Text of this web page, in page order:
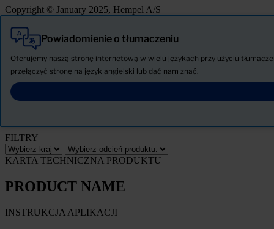
Copyright © January 2025, Hempel A/S
Powiadomienie o tłumaczeniu
Oferujemy naszą stronę internetową w wielu językach przy użyciu
przełączyć stronę na język angielski lub dać nam znać.
Wszystkie
Produkty
AKTUALNOŚCI
Pobierz Kartę charakterystyki
FILTRY
KARTA TECHNICZNA PRODUKTU
PRODUCT NAME
INSTRUKCJA APLIKACJI